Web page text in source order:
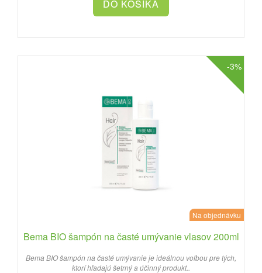
-3%
Na objednávku
Bema BIO šampón na časté umývanie vlasov 200ml
Bema BIO šampón na časté umývanie je ideálnou voľbou pre tých,
ktorí hľadajú šetrný a účinný produkt..